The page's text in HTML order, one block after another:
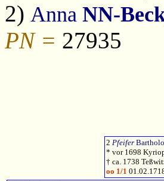
2) Anna NN-
PN = 27935
2 Pfeifer
* vor 1698
† ca. 1738
oo 1/1